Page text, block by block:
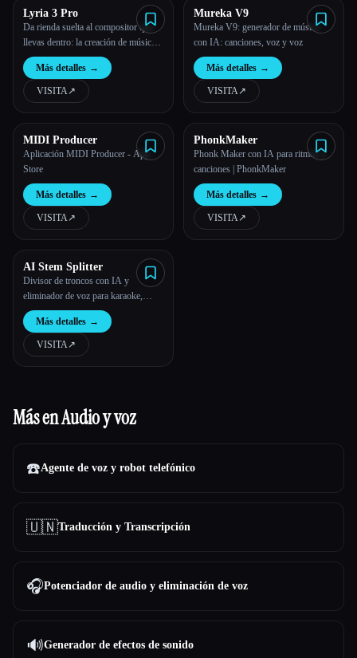
Lyria 3 Pro
Da rienda suelta al compositor que
llevas dentro: la creación de música
con IA es fácil.
Más detalles →
VISITA↗︎
Mureka V9
Mureka V9: generador de música
con IA: canciones, voz y voz
Más detalles →
VISITA↗︎
MIDI Producer
Aplicación MIDI Producer - App
Store
Más detalles →
VISITA↗︎
PhonkMaker
Phonk Maker con IA para ritmos y
canciones | PhonkMaker
Más detalles →
VISITA↗︎
AI Stem Splitter
Divisor de troncos con IA y
eliminador de voz para karaoke,
YouTube, DJs
Más detalles →
VISITA↗︎
Más en Audio y voz
☎️Agente de voz y robot telefónico
🇺🇳Traducción y Transcripción
🎧Potenciador de audio y eliminación de voz
🔊Generador de efectos de sonido